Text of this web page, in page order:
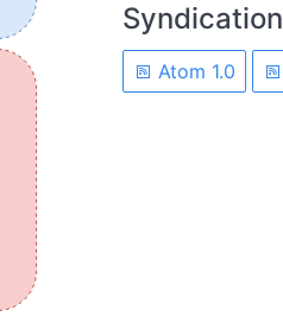
Syndication
Atom 1.0